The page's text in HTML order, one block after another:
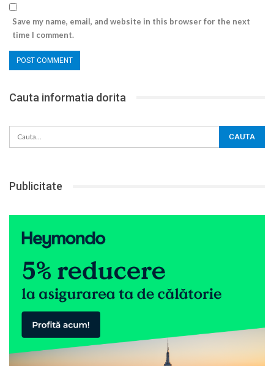
Save my name, email, and website in this browser for the next
time I comment.
Cauta informatia dorita
Publicitate